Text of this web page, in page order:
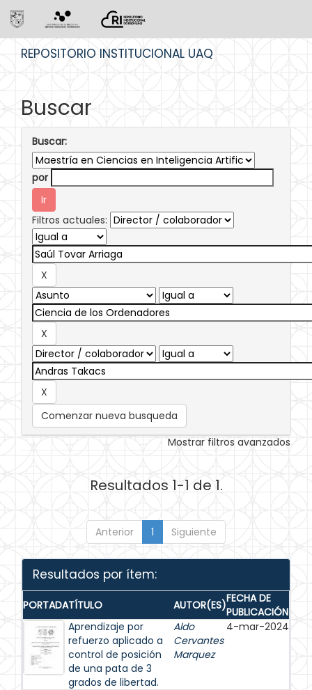
REPOSITORIO INSTITUCIONAL UAQ
Buscar
Buscar:
por
Filtros actuales:
Comenzar nueva busqueda
Mostrar filtros avanzados
Resultados 1-1 de 1.
Anterior 1 Siguiente
Resultados por ítem:
PORTADATÍTULO AUTOR(ES)FECHA DE
PUBLICACIÓN
Aprendizaje por
refuerzo aplicado a
control de posición
de una pata de 3
grados de libertad.
Aldo
Cervantes
Marquez
4-mar-2024